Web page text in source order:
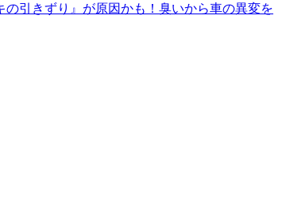
引きずり』が原因かも！臭いから車の異変を